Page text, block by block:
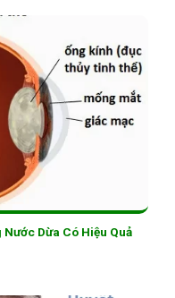
Dừa Có Hiệu Quả